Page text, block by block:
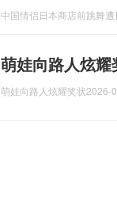
中国情侣日本商店前跳舞
萌娃向路人炫
萌娃向路人炫耀奖状2026-